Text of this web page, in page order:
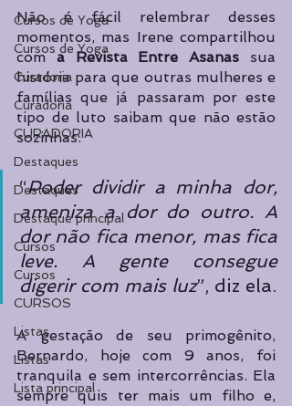
Cursos de Yoga
Cursos de Yoga
Curadoria
Curadoria
CURADORIA
Destaques
Destaques
Destaque principal
Cursos
Cursos
CURSOS
Listas
Listas
Lista principal
Não é fácil relembrar desses
momentos, mas Irene compartilhou
com a Revista Entre Asanas sua
história para que outras mulheres e
famílias que já passaram por este
tipo de luto saibam que não estão
sozinhas.
“Poder dividir a minha dor,
ameniza a dor do outro. A
dor não fica menor, mas fica
leve. A gente consegue
digerir com mais luz”, diz ela.
A gestação de seu primogênito,
Bernardo, hoje com 9 anos, foi
tranquila e sem intercorrências. Ela
sempre quis ter mais um filho e,